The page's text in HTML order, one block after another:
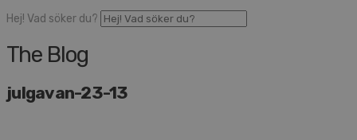
Hej! Vad söker du?
The Blog
julgavan-23-13